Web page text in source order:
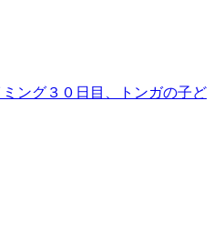
ング３０日目、トンガの子ど